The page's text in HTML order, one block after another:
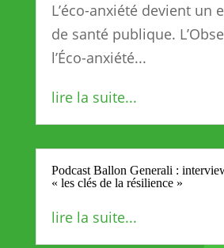
L’éco-anxiété devient un
de santé publique.
l’Éco-anxiété...
lire la suite...
Podcast Ballon Generali :
« les clés de la résilience »
lire la suite...